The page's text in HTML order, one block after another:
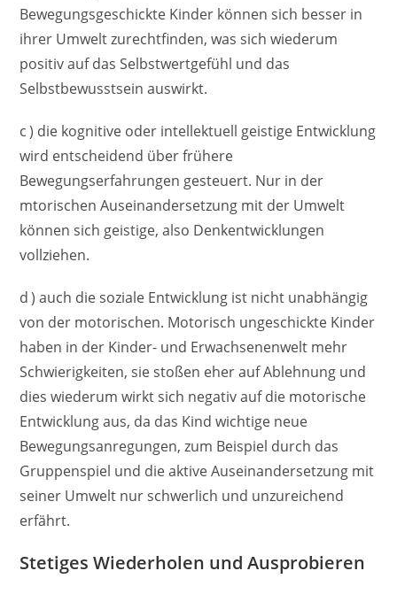
Bewegungsgeschickte Kinder können sich besser in
ihrer Umwelt zurechtfinden, was sich wiederum
positiv auf das Selbstwertgefühl und das
Selbstbewusstsein auswirkt.
c ) die kognitive oder intellektuell geistige Entwicklung
wird entscheidend über frühere
Bewegungserfahrungen gesteuert. Nur in der
mtorischen Auseinandersetzung mit der Umwelt
können sich geistige, also Denkentwicklungen
vollziehen.
d ) auch die soziale Entwicklung ist nicht unabhängig
von der motorischen. Motorisch ungeschickte Kinder
haben in der Kinder- und Erwachsenenwelt mehr
Schwierigkeiten, sie stoßen eher auf Ablehnung und
dies wiederum wirkt sich negativ auf die motorische
Entwicklung aus, da das Kind wichtige neue
Bewegungsanregungen, zum Beispiel durch das
Gruppenspiel und die aktive Auseinandersetzung mit
seiner Umwelt nur schwerlich und unzureichend
erfährt.
Stetiges Wiederholen und Ausprobieren